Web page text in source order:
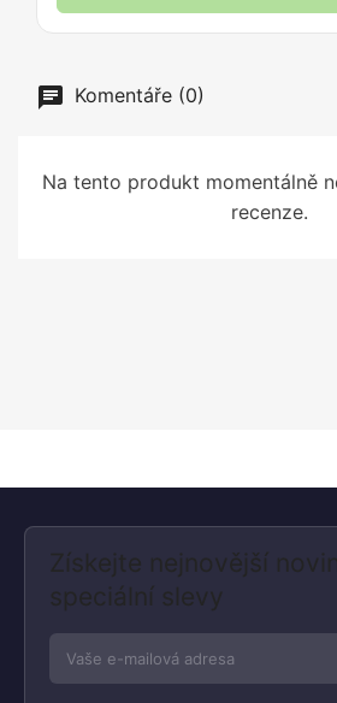
Komentáře (0)
Na tento produkt momentálně
recenze.
Získejte nejnovější
speciální slevy